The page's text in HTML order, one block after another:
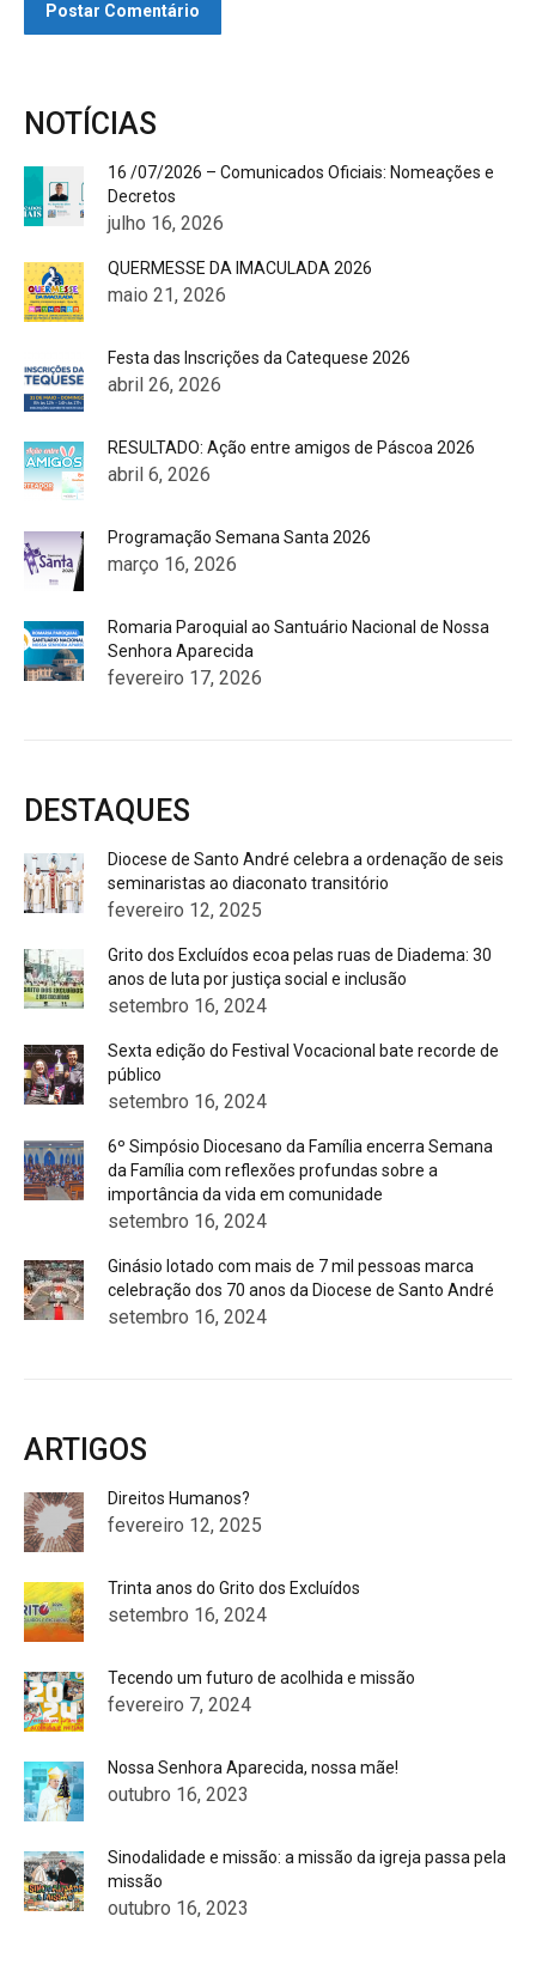
Postar Comentário
NOTÍCIAS
16 /07/2026 – Comunicados Oficiais: Nomeações e
Decretos
julho 16, 2026
QUERMESSE DA IMACULADA 2026
maio 21, 2026
Festa das Inscrições da Catequese 2026
abril 26, 2026
RESULTADO: Ação entre amigos de Páscoa 2026
abril 6, 2026
Programação Semana Santa 2026
março 16, 2026
Romaria Paroquial ao Santuário Nacional de Nossa
Senhora Aparecida
fevereiro 17, 2026
DESTAQUES
Diocese de Santo André celebra a ordenação de seis
seminaristas ao diaconato transitório
fevereiro 12, 2025
Grito dos Excluídos ecoa pelas ruas de Diadema: 30
anos de luta por justiça social e inclusão
setembro 16, 2024
Sexta edição do Festival Vocacional bate recorde de
público
setembro 16, 2024
6º Simpósio Diocesano da Família encerra Semana
da Família com reflexões profundas sobre a
importância da vida em comunidade
setembro 16, 2024
Ginásio lotado com mais de 7 mil pessoas marca
celebração dos 70 anos da Diocese de Santo André
setembro 16, 2024
ARTIGOS
Direitos Humanos?
fevereiro 12, 2025
Trinta anos do Grito dos Excluídos
setembro 16, 2024
Tecendo um futuro de acolhida e missão
fevereiro 7, 2024
Nossa Senhora Aparecida, nossa mãe!
outubro 16, 2023
Sinodalidade e missão: a missão da igreja passa pela
missão
outubro 16, 2023